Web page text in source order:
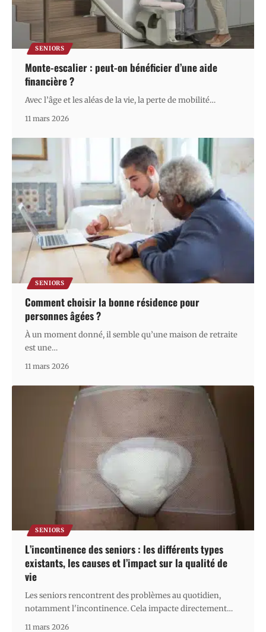
SENIORS
Monte-escalier : peut-on bénéficier d’une aide
financière ?
Avec l’âge et les aléas de la vie, la perte de mobilité…
11 mars 2026
SENIORS
Comment choisir la bonne résidence pour
personnes âgées ?
À un moment donné, il semble qu’une maison de retraite
est une…
11 mars 2026
SENIORS
L’incontinence des seniors : les différents types
existants, les causes et l’impact sur la qualité de
vie
Les seniors rencontrent des problèmes au quotidien,
notamment l'incontinence. Cela impacte directement…
11 mars 2026